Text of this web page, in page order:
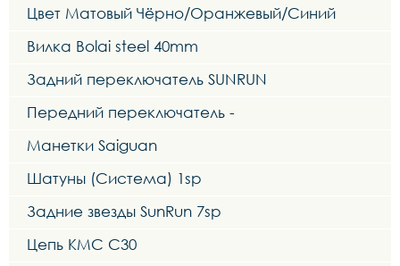
Цвет Матовый Чёрно/Оранжевый/Синий
Вилка Bolai steel 40mm
Задний переключатель SUNRUN
Передний переключатель -
Манетки Saiguan
Шатуны (Система) 1sp
Задние звезды SunRun 7sp
Цепь KMC C30